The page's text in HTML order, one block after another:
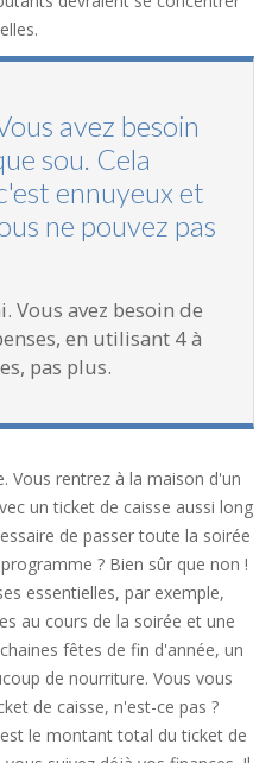
avez besoin
sou. Cela
ennuyeux et
ne pouvez pas
Vous avez besoin de
en utilisant 4 à
pas plus.
Vous rentrez à la maison d'un
un ticket de caisse aussi long
de passer toute la soirée
? Bien sûr que non !
essentielles, par exemple,
au cours de la soirée et une
fêtes de fin d'année, un
de nourriture. Vous vous
de caisse, n'est-ce pas ?
le montant total du ticket de